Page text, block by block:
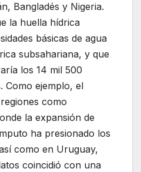
Bangladés y Nigeria.
la huella hídrica
básicas de agua
subsahariana, y que
los 14 mil 500
Como ejemplo, el
como
la expansión de
ha presionado los
como en Uruguay,
coincidió con una